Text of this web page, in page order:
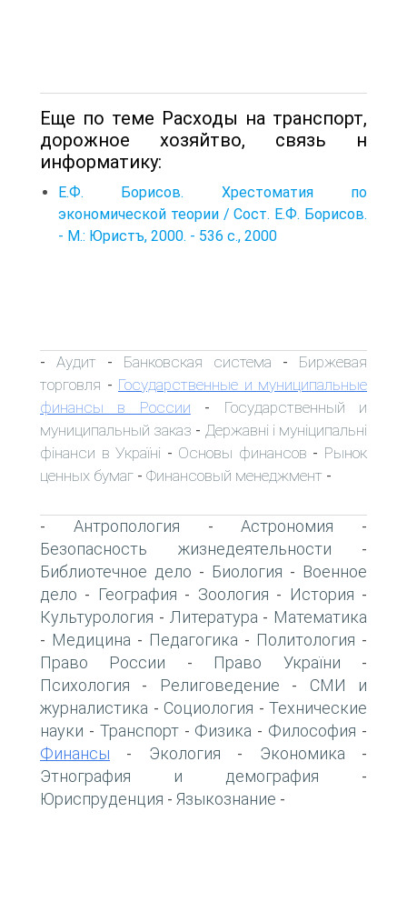
Еще по теме Расходы на транспорт,
дорожное хозяйтво, связь н
информатику:
Е.Ф. Борисов. Хрестоматия по
экономической теории / Сост. Е.Ф. Борисов.
- М.: Юристъ, 2000. - 536 с., 2000
- Аудит - Банковская система - Биржевая
торговля - Государственные и муниципальные
финансы в России - Государственный и
муниципальный заказ - Державні і муніципальні
фінанси в Україні - Основы финансов - Рынок
ценных бумаг - Финансовый менеджмент -
- Антропология -Астрономия -
Безопасность жизнедеятельности -
Библиотечное дело - Биология - Военное
дело - География - Зоология - История -
Культурология - Литература - Математика
- Медицина - Педагогика - Политология -
Право России - Право України -
Психология - Религоведение - СМИ и
журналистика - Социология - Технические
науки - Транспорт- Физика - Философия -
Финансы - Экология - Экономика -
Этнография и демография -
Юриспруденция - Языкознание -